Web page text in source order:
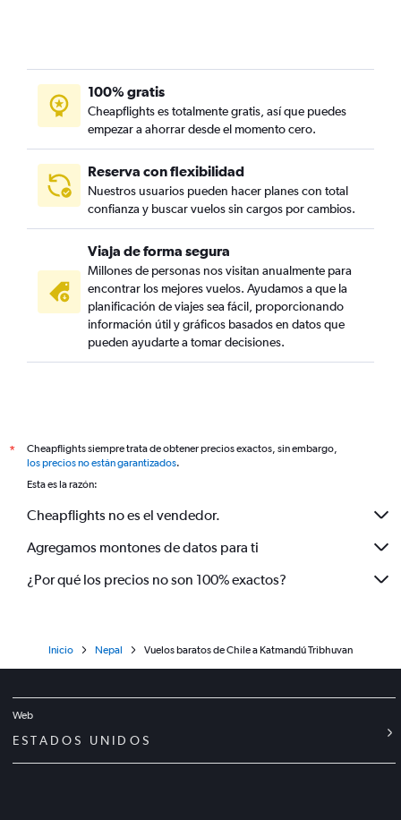
100% gratis
Cheapflights es totalmente gratis, así que puedes
empezar a ahorrar desde el momento cero.
Reserva con flexibilidad
Nuestros usuarios pueden hacer planes con total
confianza y buscar vuelos sin cargos por cambios.
Viaja de forma segura
Millones de personas nos visitan anualmente para
encontrar los mejores vuelos. Ayudamos a que la
planificación de viajes sea fácil, proporcionando
información útil y gráficos basados en datos que
pueden ayudarte a tomar decisiones.
*
Cheapflights siempre trata de obtener precios exactos, sin embargo,
los precios no están garantizados.
Esta es la razón:
Cheapflights no es el vendedor.
Agregamos montones de datos para ti
¿Por qué los precios no son 100% exactos?
Inicio Nepal Vuelos baratos de Chile a Katmandú Tribhuvan
Web
ESTADOS UNIDOS